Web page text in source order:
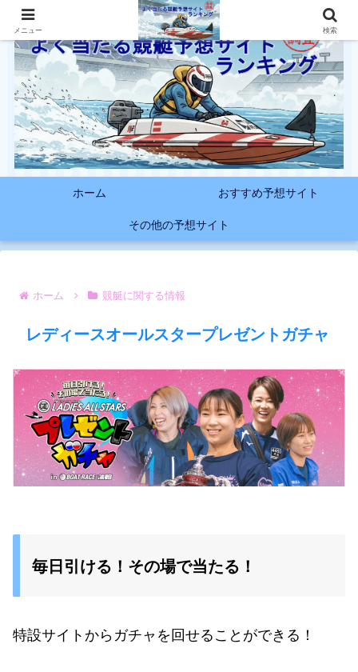
ホーム おすすめ予想サイト
その他の予想サイト
ホーム 競艇に関する情報
レディースオールスタープレゼントガチャ
毎日引ける！その場で当たる！
特設サイトからガチャを回せることができる！
メニュー 検索